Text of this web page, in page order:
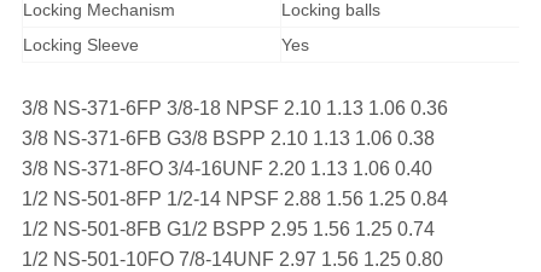
Locking Mechanism
Locking balls
Locking Sleeve
Yes
3/8 NS-371-6FP 3/8-18 NPSF 2.10 1.13 1.06 0.36
3/8 NS-371-6FB G3/8 BSPP 2.10 1.13 1.06 0.38
3/8 NS-371-8FO 3/4-16UNF 2.20 1.13 1.06 0.40
1/2 NS-501-8FP 1/2-14 NPSF 2.88 1.56 1.25 0.84
1/2 NS-501-8FB G1/2 BSPP 2.95 1.56 1.25 0.74
1/2 NS-501-10FO 7/8-14UNF 2.97 1.56 1.25 0.80